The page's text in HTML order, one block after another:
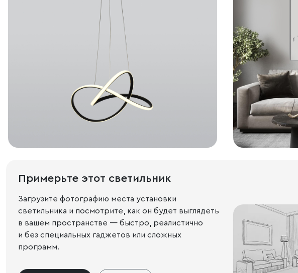
Примерьте этот светильник
Загрузите фотографию места установки
светильника и посмотрите, как он будет выглядеть
в вашем пространстве — быстро, реалистично
и без специальных гаджетов или сложных
программ.